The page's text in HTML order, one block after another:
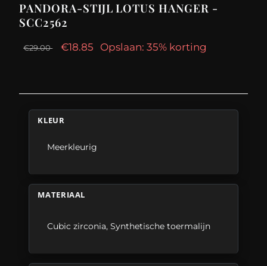
PANDORA-STIJL LOTUS HANGER -
SCC2562
€29.00 €18.85 Opslaan: 35% korting
KLEUR
Meerkleurig
MATERIAAL
Cubic zirconia,Synthetische toermalijn